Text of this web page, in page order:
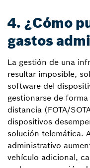
4. ¿Cómo
gastos
La gestión de una
resultar imposible,
software del
gestionarse de
distancia (FOTA/
dispositivos
solución telemática.
administrativo
vehículo adicional,